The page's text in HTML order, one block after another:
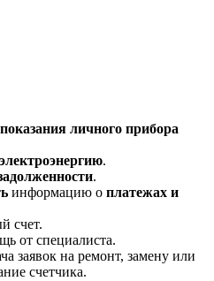
показания личного прибора
.
.
информацию о платежах и
счет.
от специалиста.
заявок на ремонт, замену или
счетчика.